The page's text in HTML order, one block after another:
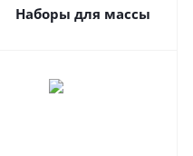
Наборы для массы